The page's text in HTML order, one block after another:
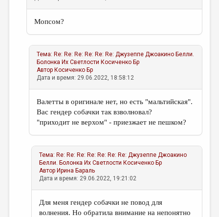
Мопсом?
Тема: Re: Re: Re: Re: Re: Re: Джузеппе Джоакино Белли.
Болонка Их Светлости Косиченко Бр
Автор Косиченко Бр
Дата и время: 29.06.2022, 18:58:12
Валетты в оригинале нет, но есть "мальтийская".
Вас гендер собачки так взволновал?
"приходит не верхом" - приезжает не пешком?
Тема: Re: Re: Re: Re: Re: Re: Re: Джузеппе Джоакино
Белли. Болонка Их Светлости Косиченко Бр
Автор Ирина Бараль
Дата и время: 29.06.2022, 19:21:02
Для меня гендер собачки не повод для
волнения. Но обратила внимание на непонятно